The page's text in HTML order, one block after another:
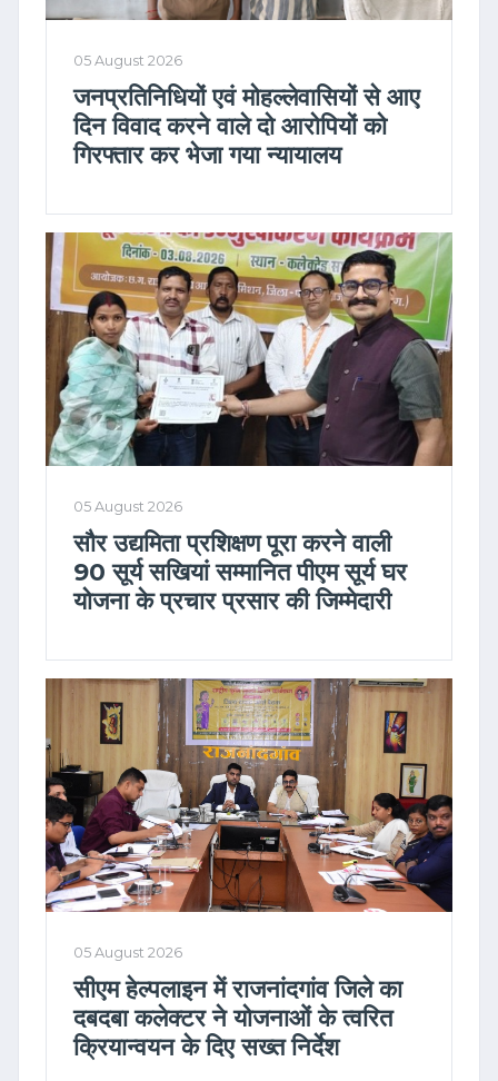
05 August 2026
जनप्रतिनिधियों एवं मोहल्लेवासियों से आए
दिन विवाद करने वाले दो आरोपियों को
गिरफ्तार कर भेजा गया न्यायालय
05 August 2026
सौर उद्यमिता प्रशिक्षण पूरा करने वाली
90 सूर्य सखियां सम्मानित पीएम सूर्य घर
योजना के प्रचार प्रसार की जिम्मेदारी
05 August 2026
सीएम हेल्पलाइन में राजनांदगांव जिले का
दबदबा कलेक्टर ने योजनाओं के त्वरित
क्रियान्वयन के दिए सख्त निर्देश